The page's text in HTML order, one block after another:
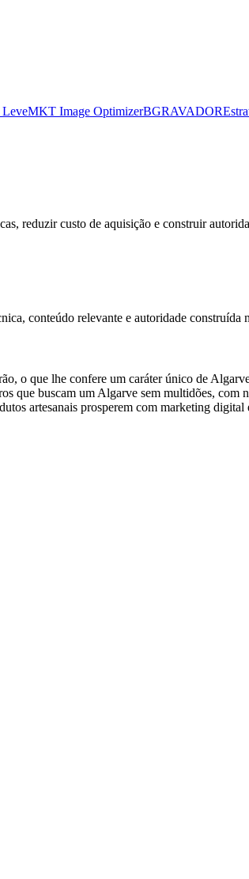
MKT Image OptimizerBGRAVADOR
reduzir custo de aquisição e construir
conteúdo relevante e autoridade construída
o que lhe confere um caráter único de
buscam um Algarve sem multidões, com
artesanais prosperem com marketing digital